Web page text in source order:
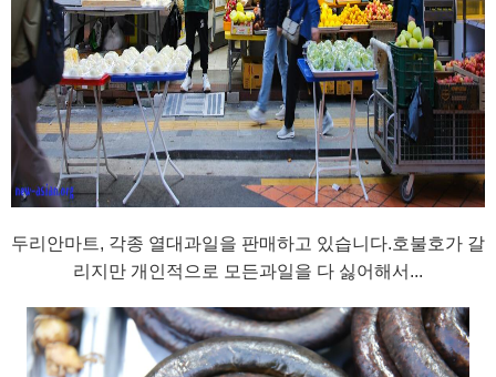
두리안마트, 각종 열대과일을 판매하고 있습니다.호불호가 갈
리지만 개인적으로 모든과일을 다 싫어해서...